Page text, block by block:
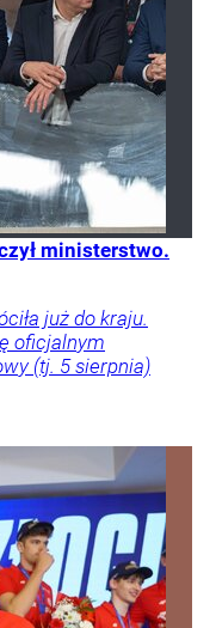
ministerstwo.
już do kraju.
oficjalnym
(tj. 5 sierpnia)